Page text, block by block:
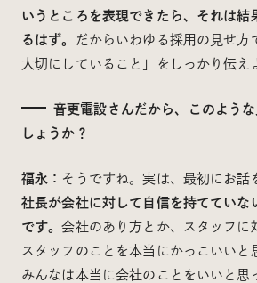
いうところを表現できたら、それは結
るはず。
だからいわゆる採用の見せ方
大切にしていること」をしっかり伝え
音更電設さんだから、このよう
しょうか？
福永： そうですね。実は、最初にお話
社長が会社に対して自信を持てていな
です。会社のあり方とか、スタッフに
スタッフのことを本当にかっこいいと
みんなは本当に会社のことをいいと思